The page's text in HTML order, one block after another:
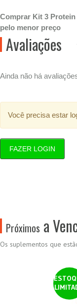
Comprar Kit 3
pelo menor preço
Avaliações
Ainda não há
Você precisa estar
FAZER LOGIN
Próximos a
Os suplementos que